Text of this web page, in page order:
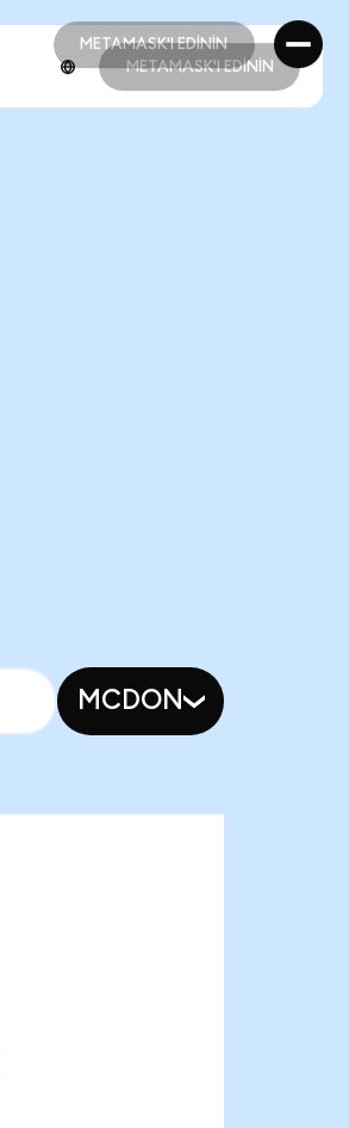
METAMASK'I EDİNİN
METAMASK'I EDİNİN
METAMASK'I EDİNİN
MCDON